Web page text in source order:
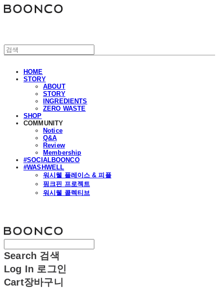
HOME
STORY
ABOUT
STORY
INGREDIENTS
ZERO WASTE
SHOP
COMMUNITY
Notice
Q&A
Review
Membership
#SOCIALBOONCO
#WASHWELL
워시웰 플레이스 & 피플
핑크핀 프로젝트
워시웰 콜렉티브
Search 검색
Log In 로그인
Cart장바구니